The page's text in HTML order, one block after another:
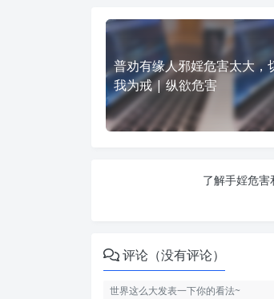
普劝有缘人邪婬危害太大，
我为戒 | 纵欲危害
了解手婬危
评论（没有评论）